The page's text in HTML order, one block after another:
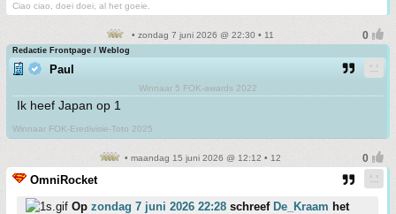
Ciao ciao, doei doei, al het goeie.
• zondag 7 juni 2026 @ 22:30 • 11
Redactie Frontpage / Weblog
Paul
Winnaar 5 FOK-awards 2022
Ik heef Japan op 1
Winnaar FOK-Eredivisie-Toto 2025
• maandag 15 juni 2026 @ 12:12 • 12
OmniRocket
Op zondag 7 juni 2026 22:28 schreef De_Kraam het